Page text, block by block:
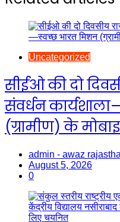
Uncategorized
सीईओ की दो
संवर्धन
(ग्रामीण) के
admin - awaz
August 5, 2026
0